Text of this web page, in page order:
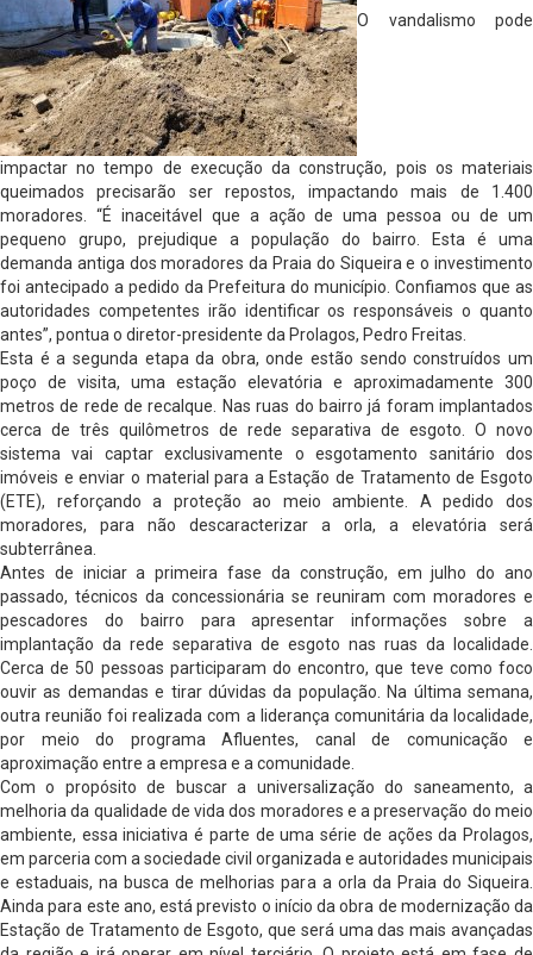
O vandalismo pode
impactar no tempo de execução da construção, pois os materiais
queimados precisarão ser repostos, impactando mais de 1.400
moradores. “É inaceitável que a ação de uma pessoa ou de um
pequeno grupo, prejudique a população do bairro. Esta é uma
demanda antiga dos moradores da Praia do Siqueira e o investimento
foi antecipado a pedido da Prefeitura do município. Confiamos que as
autoridades competentes irão identificar os responsáveis o quanto
antes”, pontua o diretor-presidente da Prolagos, Pedro Freitas.
Esta é a segunda etapa da obra, onde estão sendo construídos um
poço de visita, uma estação elevatória e aproximadamente 300
metros de rede de recalque. Nas ruas do bairro já foram implantados
cerca de três quilômetros de rede separativa de esgoto. O novo
sistema vai captar exclusivamente o esgotamento sanitário dos
imóveis e enviar o material para a Estação de Tratamento de Esgoto
(ETE), reforçando a proteção ao meio ambiente. A pedido dos
moradores, para não descaracterizar a orla, a elevatória será
subterrânea.
Antes de iniciar a primeira fase da construção, em julho do ano
passado, técnicos da concessionária se reuniram com moradores e
pescadores do bairro para apresentar informações sobre a
implantação da rede separativa de esgoto nas ruas da localidade.
Cerca de 50 pessoas participaram do encontro, que teve como foco
ouvir as demandas e tirar dúvidas da população. Na última semana,
outra reunião foi realizada com a liderança comunitária da localidade,
por meio do programa Afluentes, canal de comunicação e
aproximação entre a empresa e a comunidade.
Com o propósito de buscar a universalização do saneamento, a
melhoria da qualidade de vida dos moradores e a preservação do meio
ambiente, essa iniciativa é parte de uma série de ações da Prolagos,
em parceria com a sociedade civil organizada e autoridades municipais
e estaduais, na busca de melhorias para a orla da Praia do Siqueira.
Ainda para este ano, está previsto o início da obra de modernização da
Estação de Tratamento de Esgoto, que será uma das mais avançadas